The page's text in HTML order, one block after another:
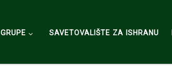
GRUPE SAVETOVALIŠTE ZA ISHRANU